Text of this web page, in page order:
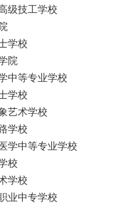
级技工学校
学校
院
中等专业学校
学校
艺术学校
学校
学中等专业学校
校
学校
业中专学校